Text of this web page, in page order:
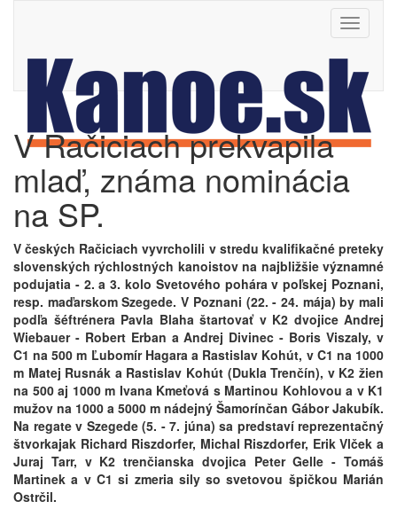
Toggle
V Račiciach prekvapila
mlaď, známa nominácia
na SP.
V českých Račiciach vyvrcholili v stredu kvalifikačné preteky
slovenských rýchlostných kanoistov na najbližšie významné
podujatia - 2. a 3. kolo Svetového pohára v poľskej Poznani,
resp. maďarskom Szegede. V Poznani (22. - 24. mája) by mali
podľa šéftrénera Pavla Blaha štartovať v K2 dvojice Andrej
Wiebauer - Robert Erban a Andrej Divinec - Boris Viszaly, v
C1 na 500 m Ľubomír Hagara a Rastislav Kohút, v C1 na 1000
m Matej Rusnák a Rastislav Kohút (Dukla Trenčín), v K2 žien
na 500 aj 1000 m Ivana Kmeťová s Martinou Kohlovou a v K1
mužov na 1000 a 5000 m nádejný Šamorínčan Gábor Jakubík.
Na regate v Szegede (5. - 7. júna) sa predstaví reprezentačný
štvorkajak Richard Riszdorfer, Michal Riszdorfer, Erik Vlček a
Juraj Tarr, v K2 trenčianska dvojica Peter Gelle - Tomáš
Martinek a v C1 si zmeria sily so svetovou špičkou Marián
Ostrčil.